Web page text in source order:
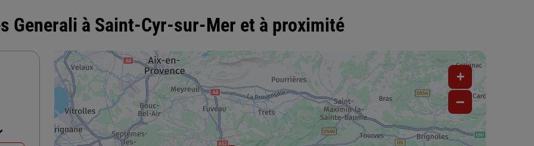
Generali à Saint-Cyr-sur-Mer et à proximité
+
−